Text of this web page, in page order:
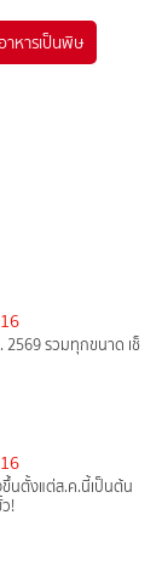
าหารเป็นพิษ
รวมทุกขนาด เช็
ขึ้นตั้งแต่ส.ค.นี้เป็นต้น
!